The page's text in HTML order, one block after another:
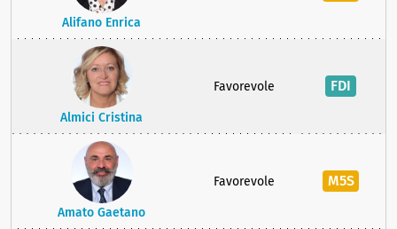
Alifano Enrica
Almici Cristina
Favorevole FDI
Amato Gaetano
Favorevole M5S